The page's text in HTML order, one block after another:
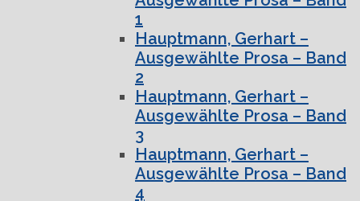
1
Hauptmann, Gerhart –
Ausgewählte Prosa – Band
2
Hauptmann, Gerhart –
Ausgewählte Prosa – Band
3
Hauptmann, Gerhart –
Ausgewählte Prosa – Band
4